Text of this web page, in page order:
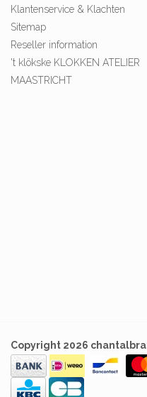
Klantenservice & Klachten
Sitemap
Reseller information
't klökske KLOKKEN ATELIER
MAASTRICHT
Copyright 2026